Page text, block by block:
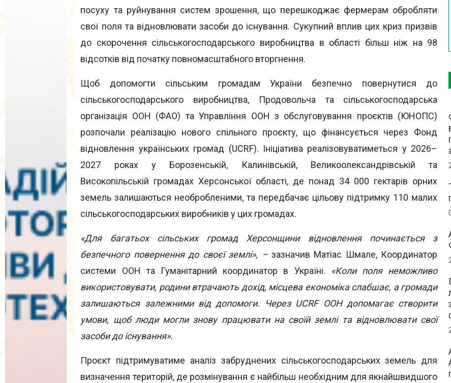
посуху та руйнування систем зрошення, що перешкоджає фермерам обробляти
свої поля та відновлювати засоби до існування. Сукупний вплив цих криз призвів
до скорочення сільськогосподарського виробництва в області більш ніж на 98
відсотків від початку повномасштабного вторгнення.
Щоб допомогти сільським громадам України безпечно повернутися до
сільськогосподарського виробництва, Продовольча та сільськогосподарська
організація ООН (ФАО) та Управління ООН з обслуговування проєктів (ЮНОПС)
розпочали реалізацію нового спільного проєкту, що фінансується через Фонд
відновлення українських громад (UCRF). Ініціатива реалізовуватиметься у 2026–
2027 роках у Борозенській, Калинівській, Великоолександрівській та
Високопільській громадах Херсонської області, де понад 34 000 гектарів орних
земель залишаються необробленими, та передбачає цільову підтримку 110 малих
сільськогосподарських виробників у цих громадах.
«Для багатьох сільських громад Херсонщини відновлення починається з
безпечного повернення до своєї землі», – зазначив Матіас Шмале, Координатор
системи ООН та Гуманітарний координатор в Україні.
«Коли поля неможливо
використовувати, родини втрачають дохід, місцева економіка слабшає, а громади
залишаються залежними від допомоги. Через UCRF ООН допомагає створити
умови, щоб люди могли знову працювати на своїй землі та відновлювати свої
засоби до існування».
Проєкт підтримуватиме аналіз забруднених сільськогосподарських земель для
визначення територій, де розмінування є найбільш необхідним для якнайшвидшого